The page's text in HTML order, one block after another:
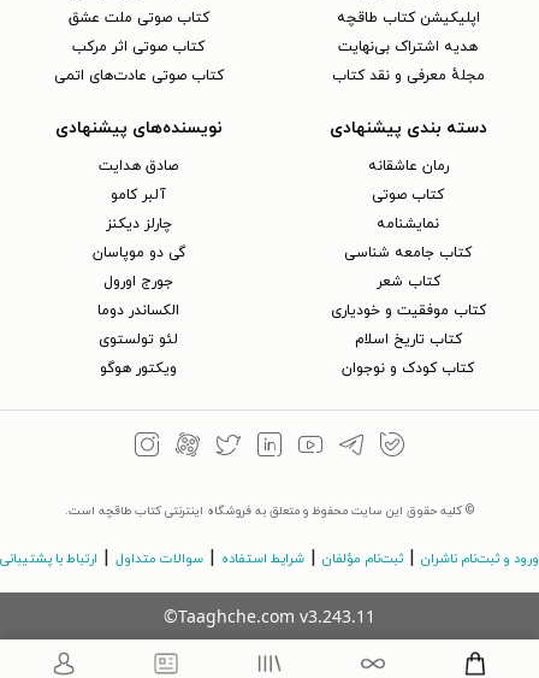
اپلیکیشن کتاب طاقچه
هدیه اشتراک بی‌نهایت
مجلهٔ معرفی و نقد کتاب
کتاب صوتی ملت عشق
کتاب صوتی اثر مرکب
کتاب صوتی عادت‌های اتمی
دسته بندی پیشنهادی
رمان عاشقانه
کتاب‌ صوتی
نمایشنامه
کتاب جامعه شناسی
کتاب شعر
کتاب موفقیت و خودیاری
کتاب تاریخ اسلام
کتاب کودک و نوجوان
نویسنده‌های پیشنهادی
صادق هدایت
آلبر کامو
چارلز دیکنز
گی دو موپاسان
جورج اورول
الکساندر دوما
لئو تولستوی
ویکتور هوگو
© کلیه حقوق این سایت محفوظ و متعلق به فروشگاه اینترنتی کتاب طاقچه است.
ورود و ثبت‌نام ناشران ثبت‌نام مؤلفان شرایط استفاده سوالات متداول ارتباط با پشتیبانی
©Taaghche.com v3.243.11